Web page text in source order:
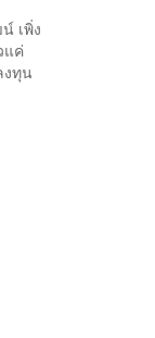
เพิ่ง
แค่
งทุน